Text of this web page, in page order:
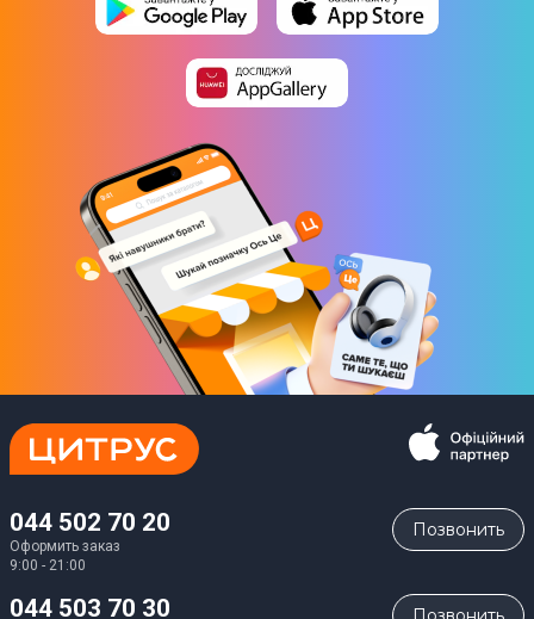
044 502 70 20
Оформить заказ
9:00 - 21:00
Позвонить
044 503 70 30